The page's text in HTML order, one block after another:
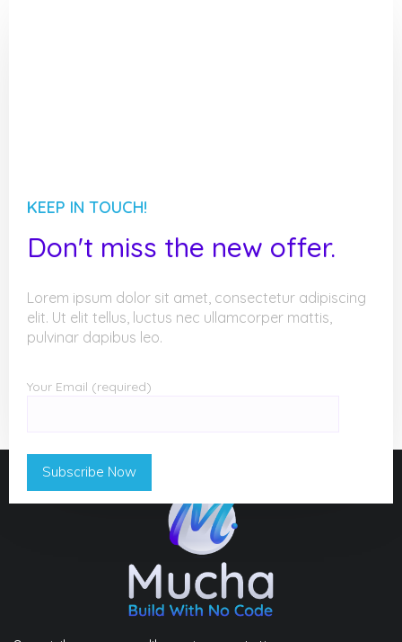
KEEP IN TOUCH!
Don't miss the new offer.​
Lorem ipsum dolor sit amet, consectetur adipiscing
elit. Ut elit tellus, luctus nec ullamcorper mattis,
pulvinar dapibus leo.
Your Email (required)